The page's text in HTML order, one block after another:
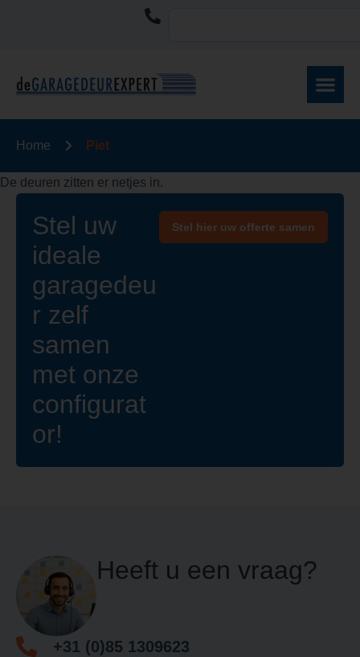
Home Piet
De deuren zitten er netjes in.
Stel uw
ideale
garagedeu
r zelf
samen
met onze
configurat
or!
Stel hier uw offerte samen
Heeft u een vraag?
+31 (0)85 1309623